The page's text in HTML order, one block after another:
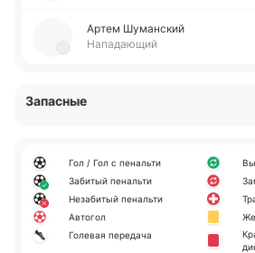
Артем Шу­ма­нский
Нападающий
Запасные
Гол / Гол с пенальти
Забитый пенальти
Незабитый пенальти
Автогол
Голевая передача